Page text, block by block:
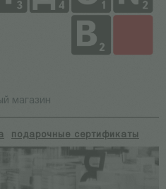
магазин
подарочные сертификаты